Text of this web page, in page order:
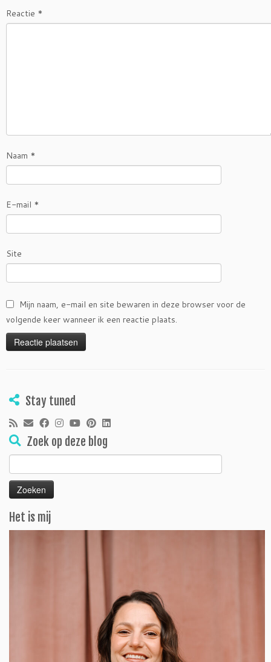
Reactie *
Naam *
E-mail *
Site
Mijn naam, e-mail en site bewaren in deze browser voor de
volgende keer wanneer ik een reactie plaats.
Stay tuned
Zoek op deze blog
Zoeken
naar:
Het is mij